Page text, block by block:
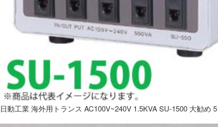
日動工業 海外用トランス AC100V~240V 1.5KVA SU-1500 大勧め